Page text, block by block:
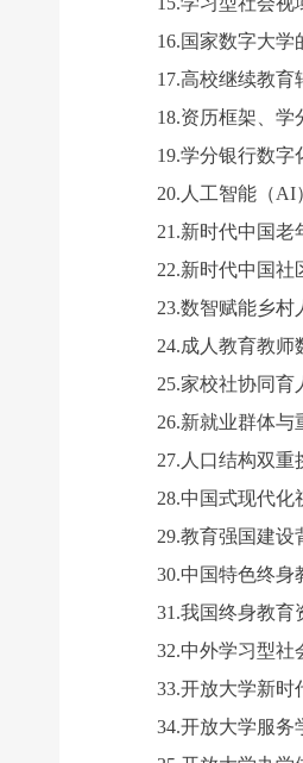
16.国家数字大学
17.高校继续教育
18.资历框架、学分
19.学分银行数字
20.人工智能（AI
21.新时代中国老
22.新时代中国社
23.数智赋能乡村
24.成人教育教师
25.家校社协同育
26.新就业群体与
27.人口结构双重
28.中国式现代化
29.教育强国建设
30.中国特色终身
31.我国终身教育资
32.中外学习型社
33.开放大学新时
34.开放大学服务